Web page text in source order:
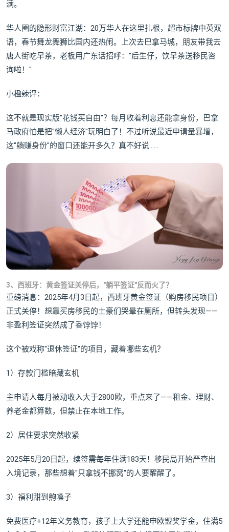
满。
华人圈的隐形财富江湖：20万华人在这里扎根，超市标牌中英双
语，春节舞龙舞狮比国内还热闹。上次去巴拿马城，朋友带我去
唐人街吃早茶，老板用广东话招呼："后生仔，饮早茶送移民咨
询啦！"
小楹辣评：
这不就是现实版"花钱买自由"？每月收着利息还能拿身份，巴拿
马政府怕是把"懒人经济"玩明白了！不过听说最近申请量暴增，
这"躺赚身份"的窗口还能开多久？真不好说……
3、西班牙：黄金签证关停后，"躺平签证"反而火了？
重磅消息：2025年4月3日起，西班牙黄金签证（购房移民项目）
正式关停！想靠买房移民的土豪们哭晕在厕所，但转头发现——
非盈利签证突然成了香饽饽！
这个被戏称"退休签证"的项目，藏着哪些玄机？
1）存款门槛暗藏玄机
主申请人每月被动收入大于2800欧，重点来了——租金、理财、
养老金都算数，但禁止在本地工作。
2）居住要求突然收紧
2025年5月20日起，续签需每年住满183天！移民局开始严查出
入境记录，那些想着"只拿钱不挪窝"的人要醒醒了。
3）福利甜到齁嗓子
免费医疗+12年义务教育，孩子上大学还能申欧盟奖学金，住满5